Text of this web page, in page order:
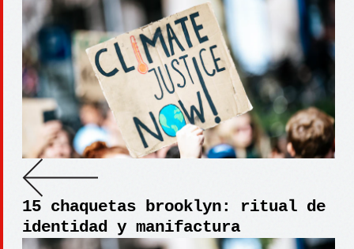
15 chaquetas brooklyn: ritual de
identidad y manifactura